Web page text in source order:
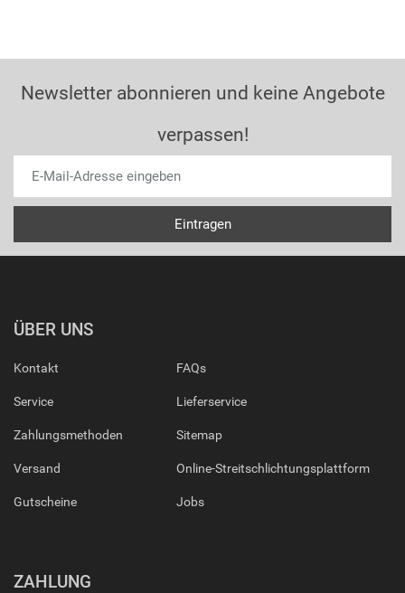
Newsletter abonnieren und keine Angebote
verpassen!
ÜBER UNS
Kontakt
Service
Zahlungsmethoden
Versand
Gutscheine
FAQs
Lieferservice
Sitemap
Online-Streitschlichtungsplattform
Jobs
ZAHLUNG